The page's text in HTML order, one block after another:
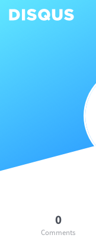
0
Comments